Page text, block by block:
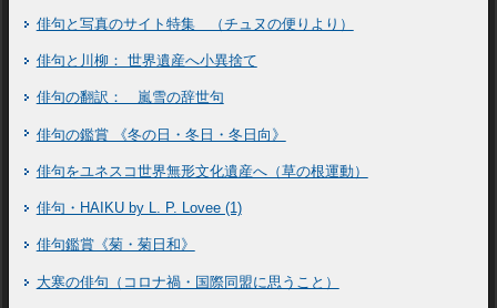
俳句と写真のサイト特集 （チュヌの便りより）
俳句と川柳： 世界遺産へ小異捨て
俳句の翻訳： 嵐雪の辞世句
俳句の鑑賞 《冬の日・冬日・冬日向》
俳句をユネスコ世界無形文化遺産へ（草の根運動）
俳句・HAIKU by L. P. Lovee (1)
俳句鑑賞《菊・菊日和》
大寒の俳句（コロナ禍・国際同盟に思うこと）